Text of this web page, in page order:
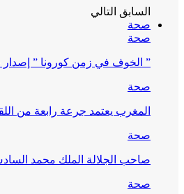
السابق التالي
صحة
صحة
” الخوف في زمن كورونا ” إصدار
صحة
المغرب يعتمد جرعة رابعة من اللقاح المضاد
صحة
صاحب الجلالة الملك محمد السادس
صحة